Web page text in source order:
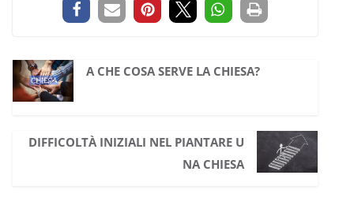
A CHE COSA SERVE LA CHIESA?
DIFFICOLTÀ INIZIALI NEL PIANTARE U
NA CHIESA